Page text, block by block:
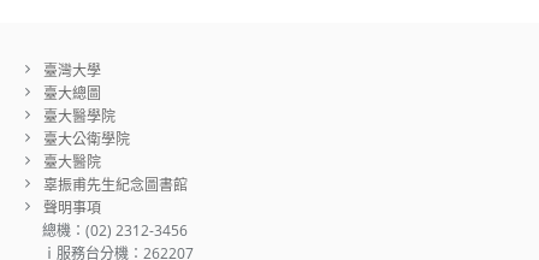
臺灣大學
臺大總圖
臺大醫學院
臺大公衛學院
臺大醫院
辜振甫先生紀念圖書館
聲明事項
總機：(02) 2312-3456
ｉ服務台分機：262207